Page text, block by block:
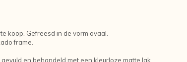
koop. Gefreesd in de vorm ovaal.
frame.
en behandeld met een kleurloze matte lak.